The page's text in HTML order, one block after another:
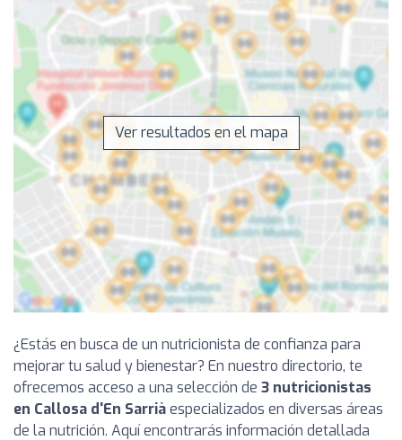
Ver resultados en el mapa
¿Estás en busca de un nutricionista de confianza para
mejorar tu salud y bienestar? En nuestro directorio, te
ofrecemos acceso a una selección de 3 nutricionistas
en Callosa d'En Sarriàespecializados en diversas áreas
de la nutrición. Aquí encontrarás información detallada